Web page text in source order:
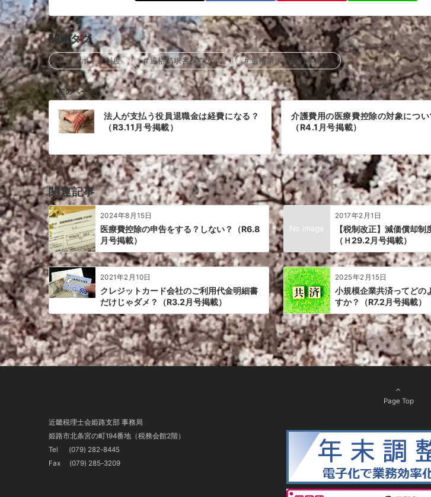
関連タグ
インボイス制度 適格請求書保存方式 適格請求書発行事業者
投
稿
ナ
ビ
ゲ
ー
シ
ョ
ン
前のページへ
法人が支払う役員退職金は経費になる？
（R3.11月号掲載）
介護費用の医療費控除の対象につい
（R4.1月号掲載）
関連記事
2024年8月15日
医療費控除の申告をする？しない？（R6.8
月号掲載）
2017年2月1日
【税制改正】減価償却制
（Ｈ29.2月号掲載）
2021年2月10日
クレジットカード会社のご利用代金明細書
だけじゃダメ？（R3.2月号掲載）
2025年2月15日
小規模企業共済ってどの
すか？（R7.2月号掲載）
Page Top
近畿税理士会姫路支部 事務局
姫路市北条宮の町194番地（税務会館2階）
Tel (079) 282-8445
Fax (079) 285-3209